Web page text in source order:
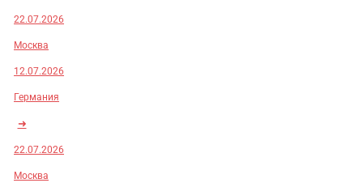
22.07.2026
Москва
12.07.2026
Германия
➜
22.07.2026
Москва